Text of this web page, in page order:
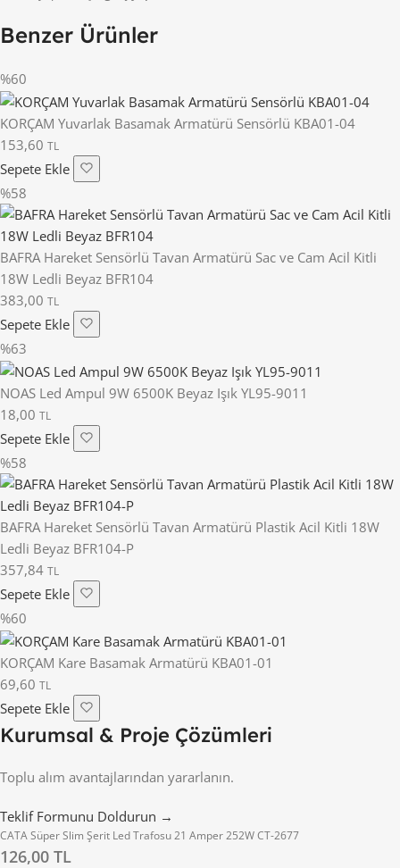
Benzer Ürünler
%60
KORÇAM Yuvarlak Basamak Armatürü Sensörlü KBA01-04
153,60 TL
Sepete Ekle
%58
BAFRA Hareket Sensörlü Tavan Armatürü Sac ve Cam Acil Kitli
18W Ledli Beyaz BFR104
383,00 TL
Sepete Ekle
%63
NOAS Led Ampul 9W 6500K Beyaz Işık YL95-9011
18,00 TL
Sepete Ekle
%58
BAFRA Hareket Sensörlü Tavan Armatürü Plastik Acil Kitli 18W
Ledli Beyaz BFR104-P
357,84 TL
Sepete Ekle
%60
KORÇAM Kare Basamak Armatürü KBA01-01
69,60 TL
Sepete Ekle
Kurumsal & Proje Çözümleri
Toplu alım avantajlarından yararlanın.
Teklif Formunu Doldurun →
CATA Süper Slim Şerit Led Trafosu 21 Amper 252W CT-2677
126,00 TL